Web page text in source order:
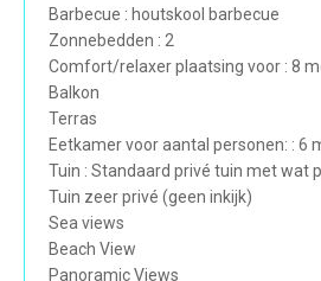
Barbecue : houtskool barbecue
Zonnebedden : 2
Comfort/relaxer plaatsing voor : 8
Balkon
Terras
Eetkamer voor aantal personen: : 6
Tuin : Standaard privé tuin met wat
Tuin zeer privé (geen inkijk)
Sea views
Beach View
Panoramic Views